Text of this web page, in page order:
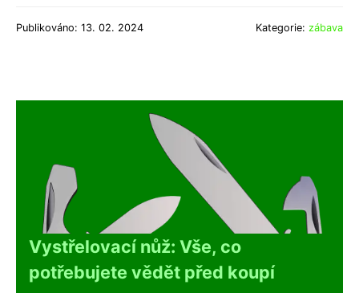
Publikováno: 13. 02. 2024 Kategorie: zábava
Vystřelovací nůž: Vše, co
potřebujete vědět před koupí